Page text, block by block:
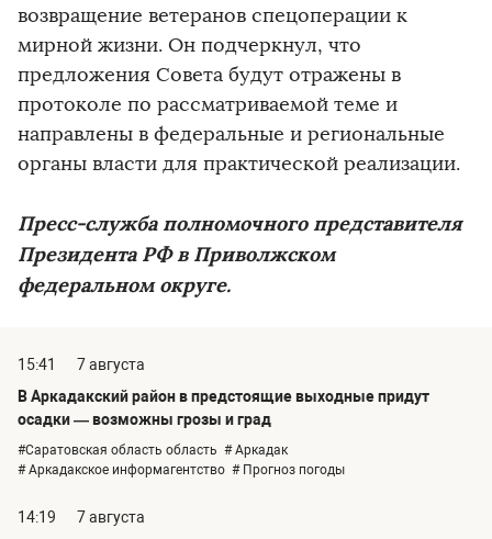
возвращение ветеранов спецоперации к
мирной жизни. Он подчеркнул, что
предложения Совета будут отражены в
протоколе по рассматриваемой теме и
направлены в федеральные и региональные
органы власти для практической реализации.
Пресс-служба полномочного представителя
Президента РФ в Приволжском
федеральном округе.
15:41
7 августа
В Аркадакский район в предстоящие выходные придут
осадки — возможны грозы и град
#Саратовская область область # Аркадак
# Аркадакское информагентство # Прогноз погоды
14:19
7 августа